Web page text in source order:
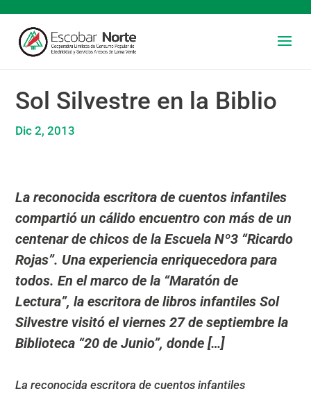
Sol Silvestre en la Biblio
Dic 2, 2013
La reconocida escritora de cuentos infantiles
compartió un cálido encuentro con más de un
centenar de chicos de la Escuela Nº3 “Ricardo
Rojas”. Una experiencia enriquecedora para
todos. En el marco de la “Maratón de
Lectura”, la escritora de libros infantiles Sol
Silvestre visitó el viernes 27 de septiembre la
Biblioteca “20 de Junio”, donde […]
La reconocida escritora de cuentos infantiles